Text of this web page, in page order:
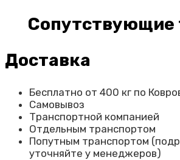
Сопутствующие
Доставка
Бесплатно от 400 кг по
Самовывоз
Транспортной компанией
Отдельным транспортом
Попутным транспортом
уточняйте у менеджеров)